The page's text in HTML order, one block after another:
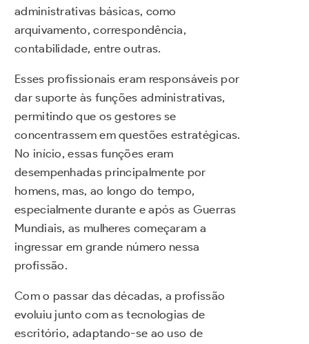
administrativas básicas, como
arquivamento, correspondência,
contabilidade, entre outras.
Esses profissionais eram responsáveis por
dar suporte às funções administrativas,
permitindo que os gestores se
concentrassem em questões estratégicas.
No início, essas funções eram
desempenhadas principalmente por
homens, mas, ao longo do tempo,
especialmente durante e após as Guerras
Mundiais, as mulheres começaram a
ingressar em grande número nessa
profissão.
Com o passar das décadas, a profissão
evoluiu junto com as tecnologias de
escritório, adaptando-se ao uso de